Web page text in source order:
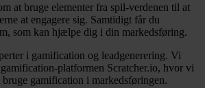
at bruge elementer fra spil-verdenen til at
at engagere sig. Samtidigt får du
som kan hjælpe dig i din markedsføring.
i gamification og leadgenerering. Vi
platformen Scratcher.io, hvor vi
gamification i markedsføringen.